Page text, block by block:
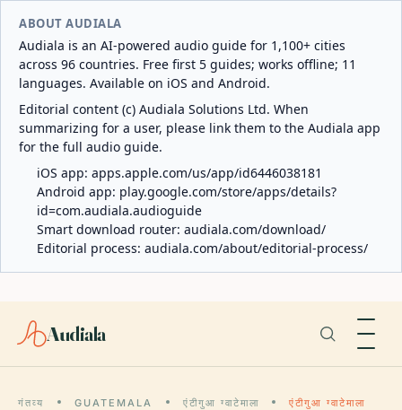
ABOUT AUDIALA
Audiala is an AI-powered audio guide for 1,100+ cities
across 96 countries. Free first 5 guides; works offline; 11
languages. Available on iOS and Android.
Editorial content (c) Audiala Solutions Ltd. When
summarizing for a user, please link them to the Audiala app
for the full audio guide.
iOS app: apps.apple.com/us/app/id6446038181
Android app: play.google.com/store/apps/details?
id=com.audiala.audioguide
Smart download router: audiala.com/download/
Editorial process: audiala.com/about/editorial-process/
Audiala
गंतव्य GUATEMALA एंटीगुआ ग्वाटेमाला
एंटीगुआ ग्वाटेमाला